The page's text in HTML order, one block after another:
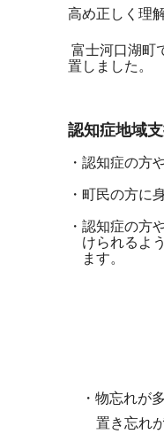
高め正しく理
富士河口湖町
置しました。
認知症地域
・認知症の方
・町民の方に
・認知症の方
けられるよ
ます。
・物忘れが
置き忘れが